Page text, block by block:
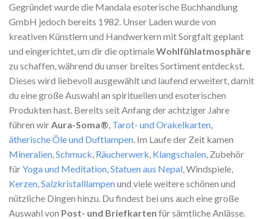
Gegründet wurde die Mandala esoterische Buchhandlung
GmbH jedoch bereits 1982. Unser Laden wurde von
kreativen Künstlern und Handwerkern mit Sorgfalt geplant
und eingerichtet, um dir die optimaleWohlfühlatmosphäre
zu schaffen, während du unser breites Sortiment entdeckst.
Dieses wird liebevoll ausgewählt und laufend erweitert, damit
du eine große Auswahl an spirituellen und esoterischen
Produkten hast. Bereits seit Anfang der achtziger Jahre
führen wirAura-Soma®, Tarot- und Orakelkarten,
ätherische Öle und Duftlampen. Im Laufe der Zeit kamen
Mineralien,Schmuck, Räucherwerk, Klangschalen, Zubehör
fürYoga und Meditation,Statuen aus Nepal, Windspiele,
Kerzen,Salzkristalllampenund viele weitere schönen und
nützliche Dingen hinzu. Du findest bei uns auch eine große
Auswahl von Post- und Briefkarten für sämtliche Anlässe.